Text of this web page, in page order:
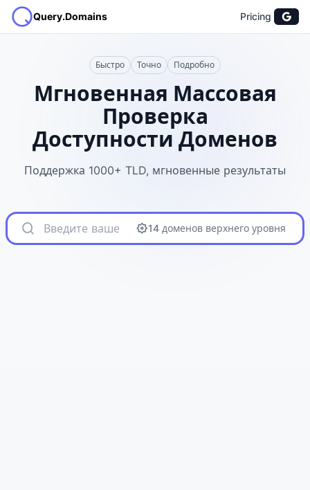
Query.Domains Pricing
Быстро Точно Подробно
Мгновенная Массовая
Проверка
Доступности Доменов
Поддержка 1000+ TLD, мгновенные результаты
14 доменов верхнего уровня